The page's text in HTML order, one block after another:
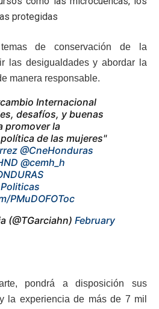
protegidas
de conservación de la
las desigualdades y abordar la
manera responsable.
Internacional
desafíos, y buenas
promover la
de las mujeres"
@CneHonduras
@cemh_h
PMuDOFOToc
(@TGarciahn) February
pondrá a disposición sus
la experiencia de más de 7 mil